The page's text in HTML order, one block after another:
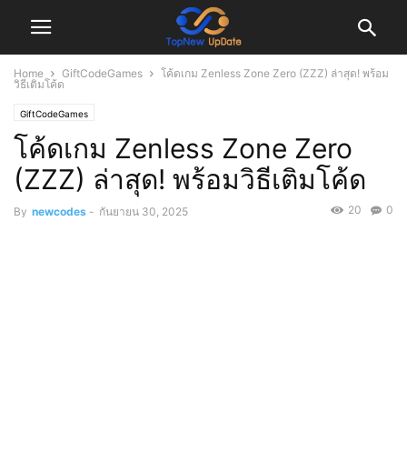
Home GiftCodeGames
โค้ดเกม Zenless Zone Zero (ZZZ) ล่าสุด! พร้อม
วิธีเติมโค้ด
GiftCodeGames
โค้ดเกม Zenless Zone Zero
(ZZZ) ล่าสุด! พร้อมวิธีเติมโค้ด
By newcodes - กันยายน 30, 2025 0
20